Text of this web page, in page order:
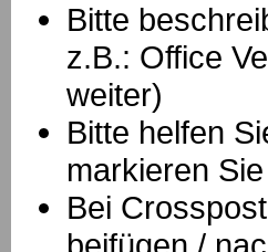
Bitte
z.B.: Office
weiter)
Bitte helfen
markieren
Bei